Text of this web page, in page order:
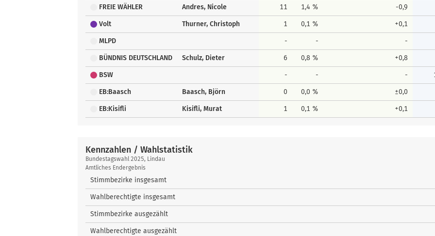
FREIE WÄHLER Andres, Nicole 11 1,4 % -0,9
Volt Thurner, Christoph 1 0,1 % +0,1
MLPD - - -
BÜNDNIS DEUTSCHLAND Schulz, Dieter 6 0,8 % +0,8
BSW - - -
EB:Baasch Baasch, Björn 0 0,0 % ±0,0
EB:Kisifli Kisifli, Murat 1 0,1 % +0,1
Kennzahlen / Wahlstatistik
Kennzahlen
/
Wahlstatistik
Bundestagswahl 2025, Lindau
Amtliches Endergebnis
Stimmbezirke insgesamt
Wahlberechtigte insgesamt
Stimmbezirke ausgezählt
Wahlberechtigte ausgezählt